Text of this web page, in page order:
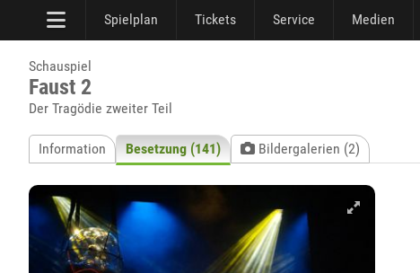
Spielplan Tickets Service Medien
Schauspiel
Faust 2
Der Tragödie zweiter Teil
Information Besetzung (141) Bildergalerien (2)